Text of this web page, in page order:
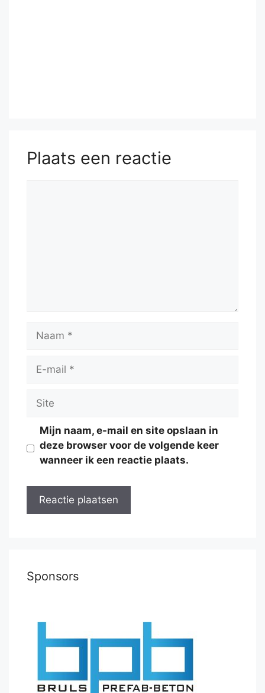
Plaats een reactie
Naam
Site
Mijn naam, e-mail en site opslaan in
deze browser voor de volgende keer
wanneer ik een reactie plaats.
Sponsors